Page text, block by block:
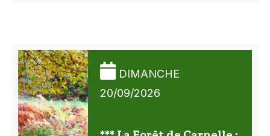
DIMANCHE
20/09/2026